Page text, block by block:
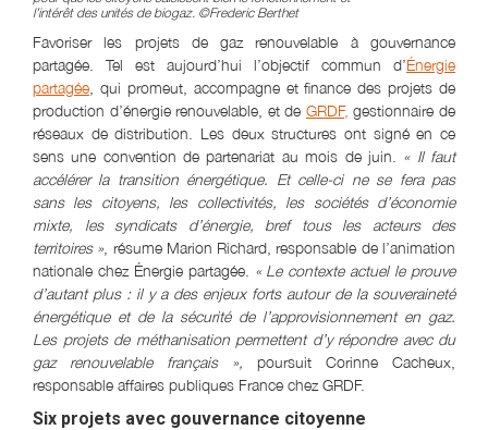
l’intérêt des unités de biogaz. ©Frederic Berthet
Favoriser les projets de gaz renouvelable à gouvernance
partagée. Tel est aujourd’hui l’objectif commun d’Énergie
partagée , qui promeut, accompagne et finance des projets de
production d’énergie renouvelable, et de GRDF, gestionnaire de
réseaux de distribution. Les deux structures ont signé en ce
sens une convention de partenariat au mois de juin. « Il faut
accélérer la transition énergétique. Et celle-ci ne se fera pas
sans les citoyens, les collectivités, les sociétés d’économie
mixte, les syndicats d’énergie, bref tous les acteurs des
territoires » , résume Marion Richard, responsable de l’animation
nationale chez Énergie partagée. « Le contexte actuel le prouve
d’autant plus : il y a des enjeux forts autour de la souveraineté
énergétique et de la sécurité de l’approvisionnement en gaz.
Les projets de méthanisation permettent d’y répondre avec du
gaz renouvelable français », poursuit Corinne Cacheux,
responsable affaires publiques France chez GRDF.
Six projets avec gouvernance citoyenne